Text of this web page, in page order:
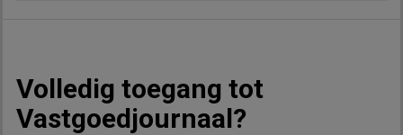
Volledig toegang tot
Vastgoedjournaal?